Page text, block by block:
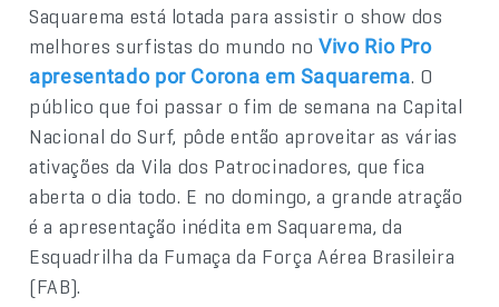
Saquarema está lotada para assistir o show dos
melhores surfistas do mundo noVivo Rio Pro
apresentado por Corona em Saquarema. O
público que foi passar o fim de semana na Capital
Nacional do Surf, pôde então aproveitar as várias
ativações da Vila dos Patrocinadores, que fica
aberta o dia todo. E no domingo, a grande atração
é a apresentação inédita em Saquarema, da
Esquadrilha da Fumaça da Força Aérea Brasileira
(FAB).